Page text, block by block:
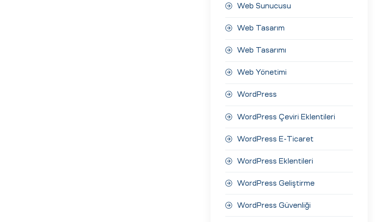
Web Sunucusu
Web Tasarım
Web Tasarımı
Web Yönetimi
WordPress
WordPress Çeviri Eklentileri
WordPress E-Ticaret
WordPress Eklentileri
WordPress Geliştirme
WordPress Güvenliği